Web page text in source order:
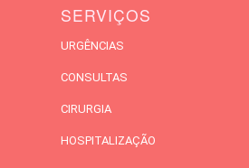
SERVIÇOS
URGÊNCIAS
CONSULTAS
CIRURGIA
HOSPITALIZAÇÃO